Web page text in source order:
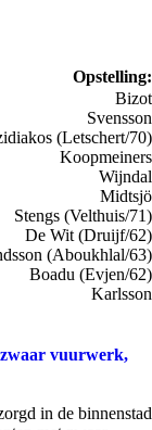
Opstelling:
Bizot
Svensson
(Letschert/70)
Koopmeiners
Wijndal
Midtsjö
Stengs (Velthuis/71)
De Wit (Druijf/62)
(Aboukhlal/63)
Boadu (Evjen/62)
Karlsson
zwaar vuurwerk,
in de binnenstad